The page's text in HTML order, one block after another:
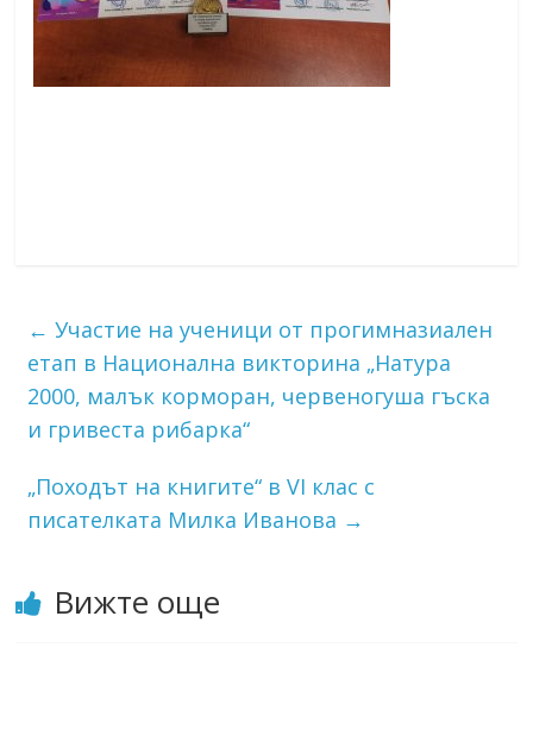
← Участие на ученици от прогимназиален
етап в Национална викторина „Натура
2000, малък корморан, червеногуша гъска
и гривеста рибарка“
„Походът на книгите“ в VІ клас с
писателката Милка Иванова →
Вижте още